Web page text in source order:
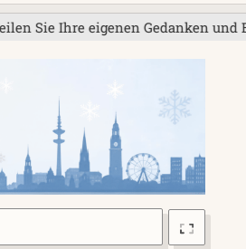
Gedanken und